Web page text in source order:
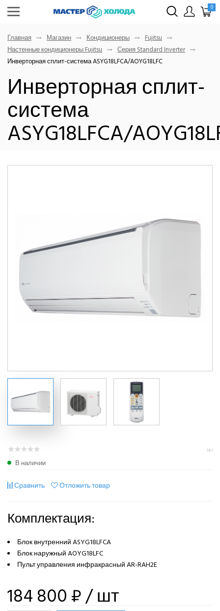
0
Главная Магазин Кондиционеры
Fujitsu
Настенные кондиционеры Fujitsu
Серия Standard Inverter
Инверторная сплит-система ASYG18LFCA/AOYG18LFC
Инверторная сплит-
система
ASYG18LFCA/
( 0 )
В наличии
Сравнить Отложить товар
Комплектация:
Блок внутренний ASYG18LFCA
Блок наружный AOYG18LFC
Пульт управления инфракрасный AR-RAH2E
184 800 ₽/ шт